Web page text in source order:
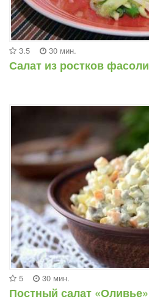
3.5 30 мин.
Салат из ростков фасоли
5 30 мин.
Постный салат «Оливье»